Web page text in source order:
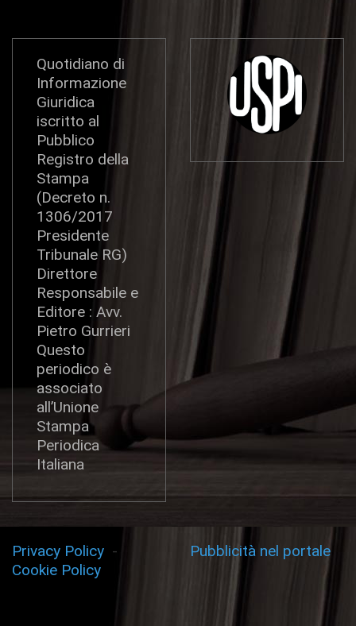
Quotidiano di
Informazione
Giuridica
iscritto al
Pubblico
Registro della
Stampa
(Decreto n.
1306/2017
Presidente
Tribunale RG)
Direttore
Responsabile e
Editore : Avv.
Pietro Gurrieri
Questo
periodico è
associato
all’Unione
Stampa
Periodica
Italiana
Privacy Policy -
Cookie Policy
Pubblicità nel portale